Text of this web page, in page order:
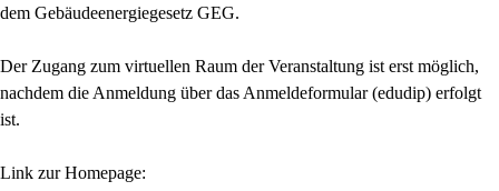
dem Gebäudeenergiegesetz GEG.
Der Zugang zum virtuellen Raum der Veranstaltung ist erst möglich,
nachdem die Anmeldung über das Anmeldeformular (edudip) erfolgt
ist.
Link zur Homepage: